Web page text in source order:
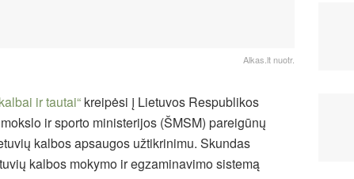
Alkas.lt nuotr.
ir tautai“ kreipėsi į Lietuvos Respublikos
ir sporto ministerijos (ŠMSM) pareigūnų
kalbos apsaugos užtikrinimu. Skundas
kalbos mokymo ir egzaminavimo sistemą